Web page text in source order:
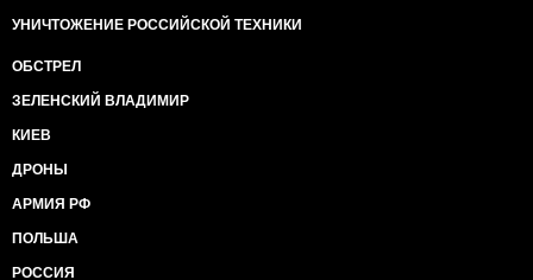
УНИЧТОЖЕНИЕ РОССИЙСКОЙ ТЕХНИКИ
ОБСТРЕЛ
ЗЕЛЕНСКИЙ ВЛАДИМИР
КИЕВ
ДРОНЫ
АРМИЯ РФ
ПОЛЬША
РОССИЯ